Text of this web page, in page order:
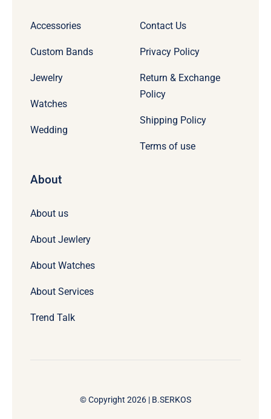
Accessories
Custom Bands
Jewelry
Watches
Wedding
Contact Us
Privacy Policy
Return & Exchange
Policy
Shipping Policy
Terms of use
About
About us
About Jewlery
About Watches
About Services
Trend Talk
© Copyright 2026 | B.SERKOS